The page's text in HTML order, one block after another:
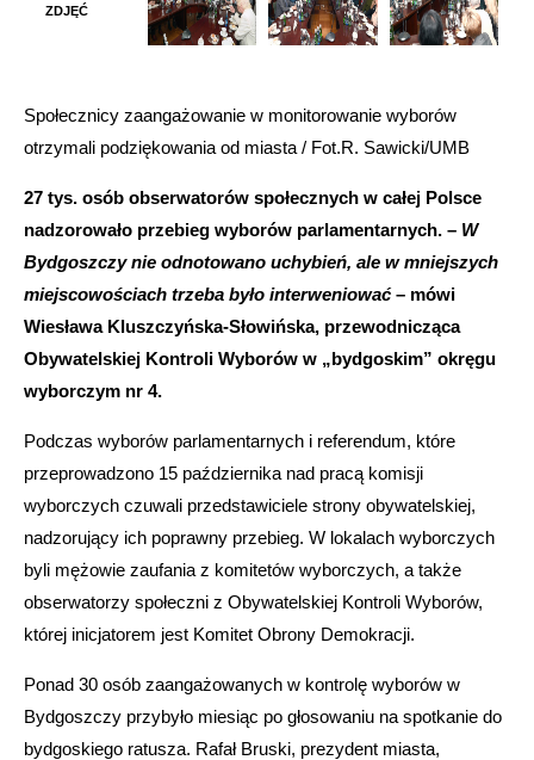
ZDJĘĆ
Społecznicy zaangażowanie w monitorowanie wyborów
otrzymali podziękowania od miasta / Fot.R. Sawicki/UMB
27 tys. osób obserwatorów społecznych w całej Polsce
nadzorowało przebieg wyborów parlamentarnych. – W
Bydgoszczy nie odnotowano uchybień, ale w mniejszych
miejscowościach trzeba było interweniować – mówi
Wiesława Kluszczyńska-Słowińska, przewodnicząca
Obywatelskiej Kontroli Wyborów w „bydgoskim” okręgu
wyborczym nr 4.
Podczas wyborów parlamentarnych i referendum, które
przeprowadzono 15 października nad pracą komisji
wyborczych czuwali przedstawiciele strony obywatelskiej,
nadzorujący ich poprawny przebieg. W lokalach wyborczych
byli mężowie zaufania z komitetów wyborczych, a także
obserwatorzy społeczni z Obywatelskiej Kontroli Wyborów,
której inicjatorem jest Komitet Obrony Demokracji.
Ponad 30 osób zaangażowanych w kontrolę wyborów w
Bydgoszczy przybyło miesiąc po głosowaniu na spotkanie do
bydgoskiego ratusza. Rafał Bruski, prezydent miasta,